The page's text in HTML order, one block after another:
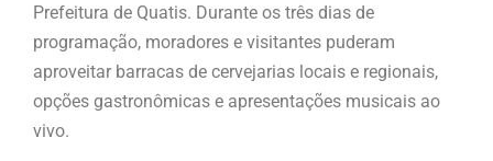
Prefeitura de Quatis. Durante os três dias de
programação, moradores e visitantes puderam
aproveitar barracas de cervejarias locais e regionais,
opções gastronômicas e apresentações musicais ao
vivo.